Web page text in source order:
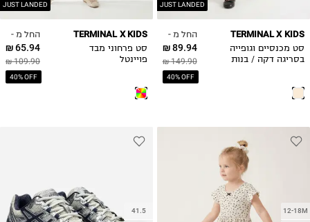
JUST LANDED
החל מ -
89.94 ₪
149.90 ₪
40% OFF
TERMINAL X KIDS
סט מכנסיים וגופייה
בסריגה דקה / בנות
JUST LANDED
7Y
8Y
11-12Y
החל מ -
65.94 ₪
109.90 ₪
40% OFF
TERMINAL X KIDS
סט פרחוני מבד
פויינטל
12-18M
41.5